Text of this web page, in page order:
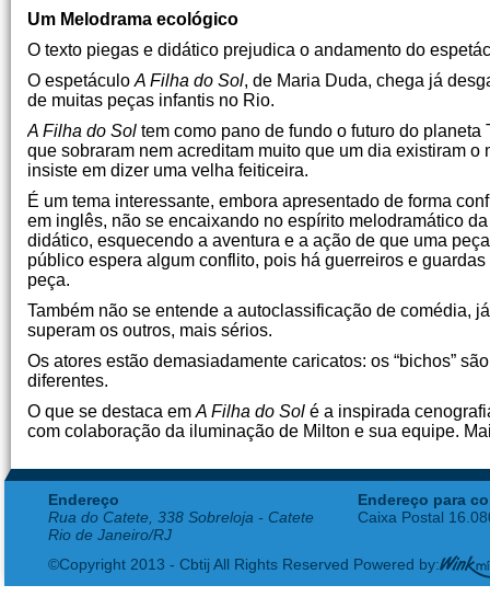
Um Melodrama ecológico
O texto piegas e didático prejudica o andamento do
O espetáculo A Filha do Sol, de Maria Duda, chega já
de muitas peças infantis no Rio.
A Filha do Sol tem como pano de fundo o futuro do
que sobraram nem acreditam muito que um dia existiram
insiste em dizer uma velha feiticeira.
É um tema interessante, embora apresentado de forma
em inglês, não se encaixando no espírito melodramático
didático, esquecendo a aventura e a ação de que uma
público espera algum conflito, pois há guerreiros e
peça.
Também não se entende a autoclassificação de comédia,
superam os outros, mais sérios.
Os atores estão demasiadamente caricatos: os “bichos”
diferentes.
O que se destaca em A Filha do Sol é a inspirada
com colaboração da iluminação de Milton e sua equipe.
Endereço
Rua do Catete, 338 Sobreloja - Catete
Rio de Janeiro/RJ
Endereço para
Caixa Postal
©Copyright 2013 - Cbtij All Rights Reserved Powered by: